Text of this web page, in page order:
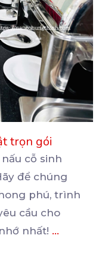
trọn gói
cỗ sinh
để chúng
phú, trình
cầu cho
nhất! ...